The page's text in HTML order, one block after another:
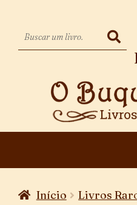
Início Livros